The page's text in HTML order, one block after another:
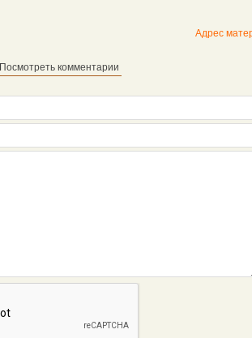
Адрес
Посмотреть комментарии